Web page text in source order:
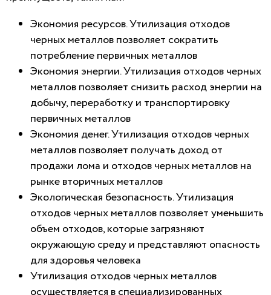
Экономия ресурсов. Утилизация отходов
черных металлов позволяет сократить
потребление первичных металлов
Экономия энергии. Утилизация отходов черных
металлов позволяет снизить расход энергии на
добычу, переработку и транспортировку
первичных металлов
Экономия денег. Утилизация отходов черных
металлов позволяет получать доход от
продажи лома и отходов черных металлов на
рынке вторичных металлов
Экологическая безопасность. Утилизация
отходов черных металлов позволяет уменьшить
объем отходов, которые загрязняют
окружающую среду и представляют опасность
для здоровья человека
Утилизация отходов черных металлов
осуществляется в специализированных